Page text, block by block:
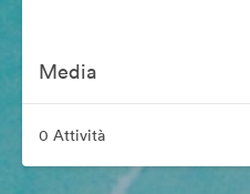
Media
0 Attività